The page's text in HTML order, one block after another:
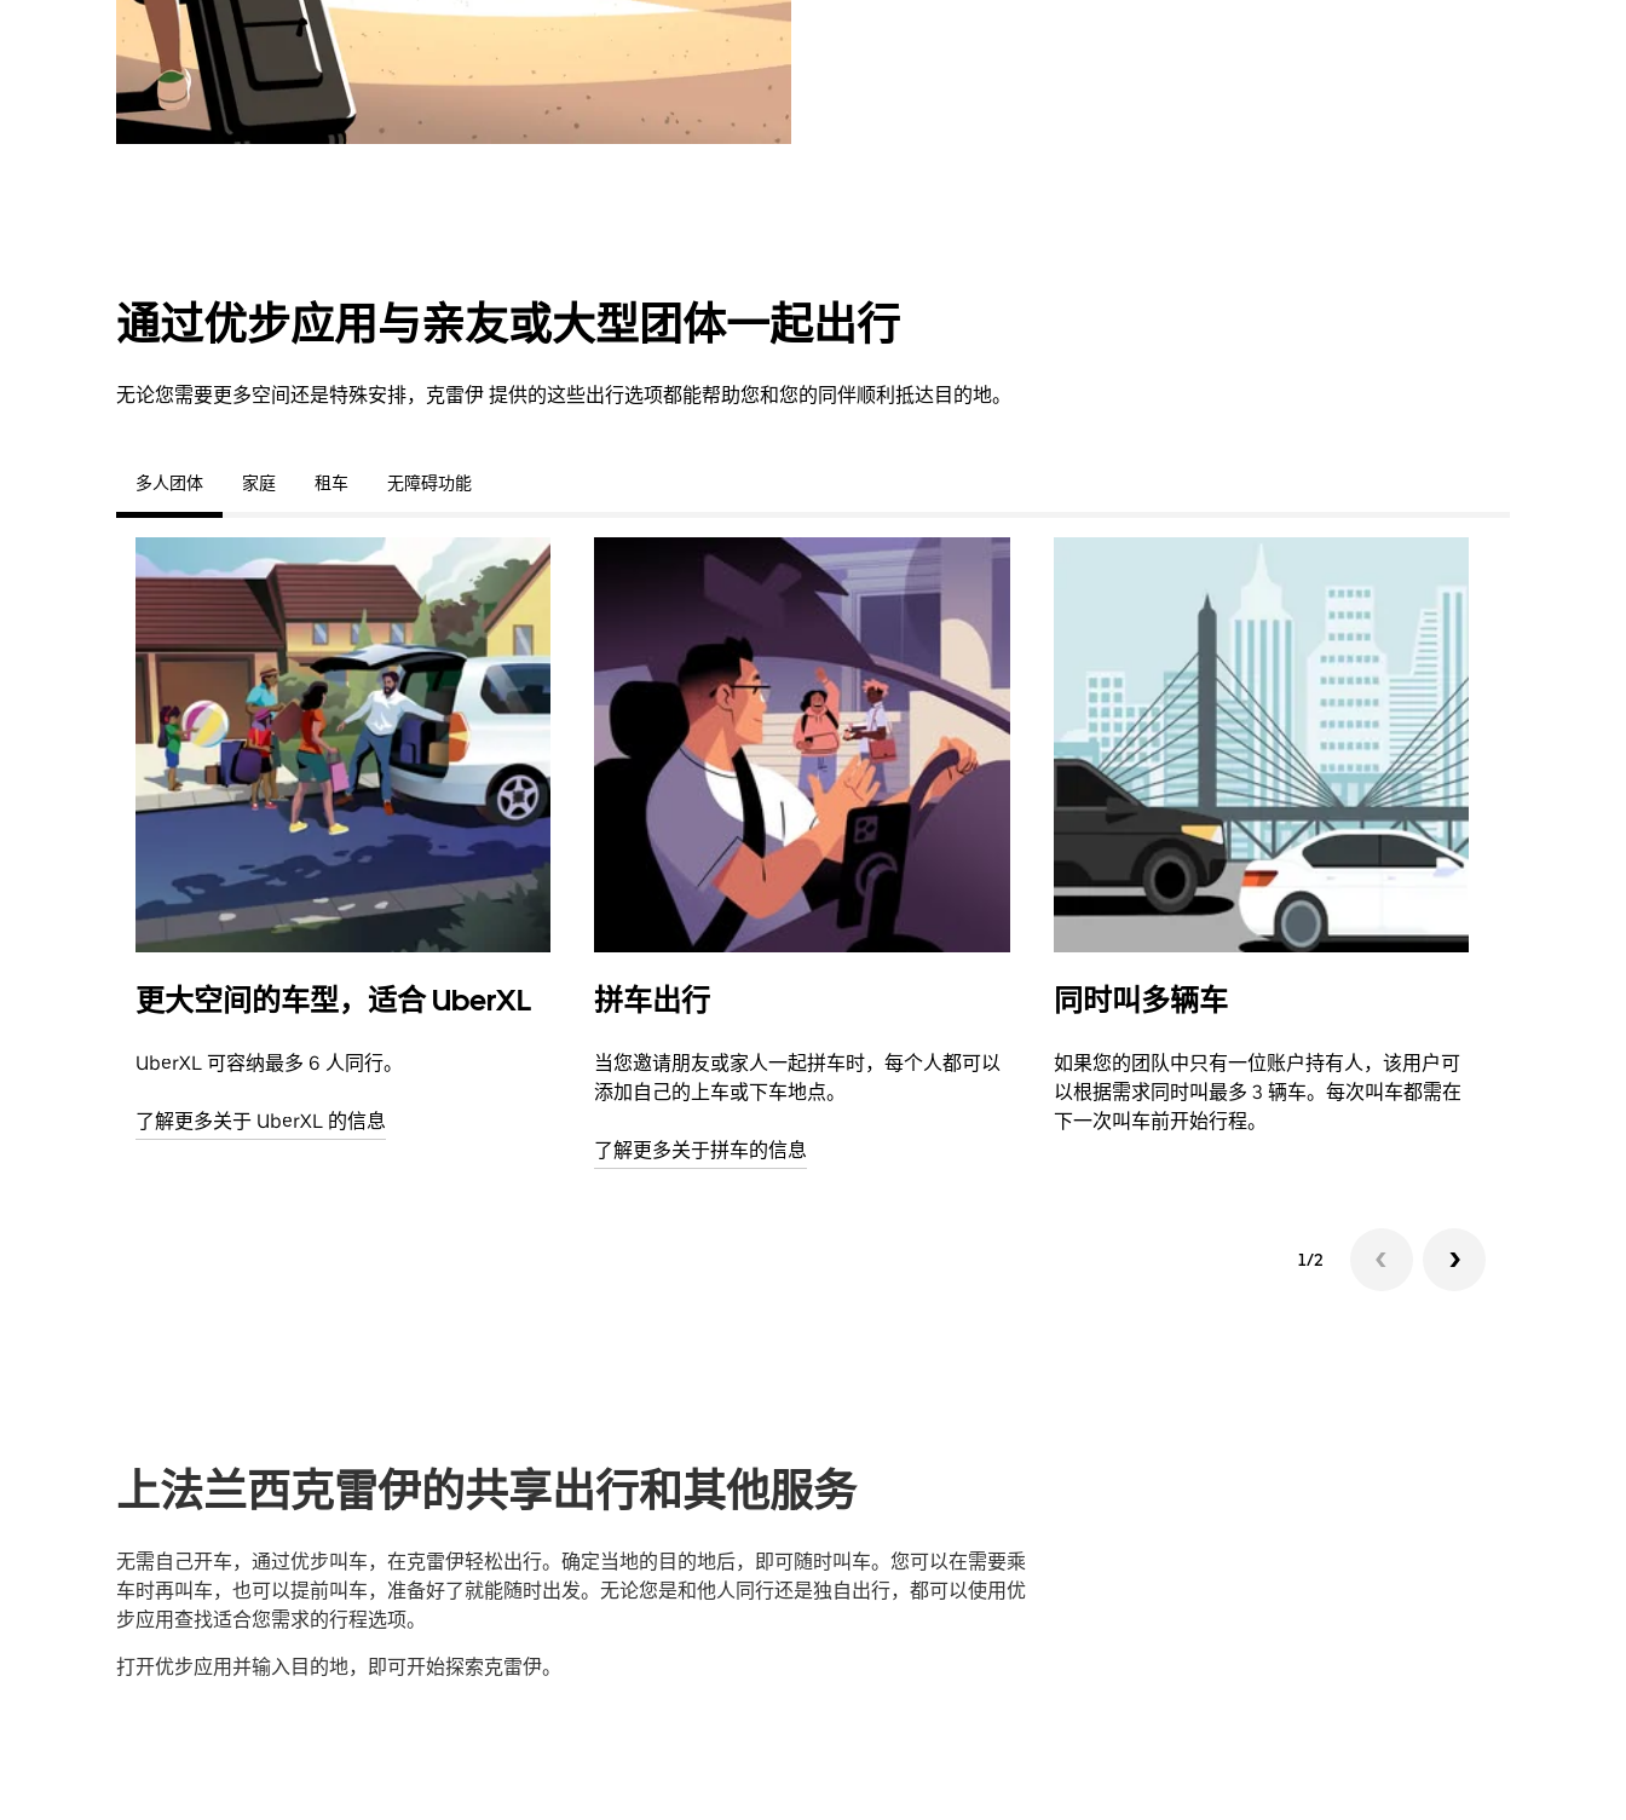
通过优步应用与亲友或大型团体一起出行
无论您需要更多空间还是特殊安排，克雷伊 提供的这些出行选项都能帮助您和您的同伴顺利抵达目的地。
多人团体 家庭 租车 无障碍功能
更大空间的车型，适合 UberXL
UberXL 可容纳最多 6 人同行。
了解更多关于 UberXL 的信息
拼车出行
当您邀请朋友或家人一起拼车时，每个人都可以
添加自己的上车或下车地点。
了解更多关于拼车的信息
同时叫多辆车
如果您的团队中只有一位账户持有人，该用户可
以根据需求同时叫最多 3 辆车。每次叫车都需在
下一次叫车前开始行程。
1/2
上法兰西克雷伊的共享出行和其他服务
无需自己开车，通过优步叫车，在克雷伊轻松出行。确定当地的目的地后，即可随时叫车。您可以在需要乘
车时再叫车，也可以提前叫车，准备好了就能随时出发。无论您是和他人同行还是独自出行，都可以使用优
步应用查找适合您需求的行程选项。
打开优步应用并输入目的地，即可开始探索克雷伊。